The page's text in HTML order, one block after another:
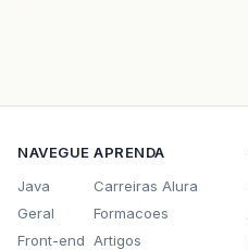
NAVEGUE
Java
Geral
Front-end
APRENDA
Carreiras Alura
Formacoes
Artigos